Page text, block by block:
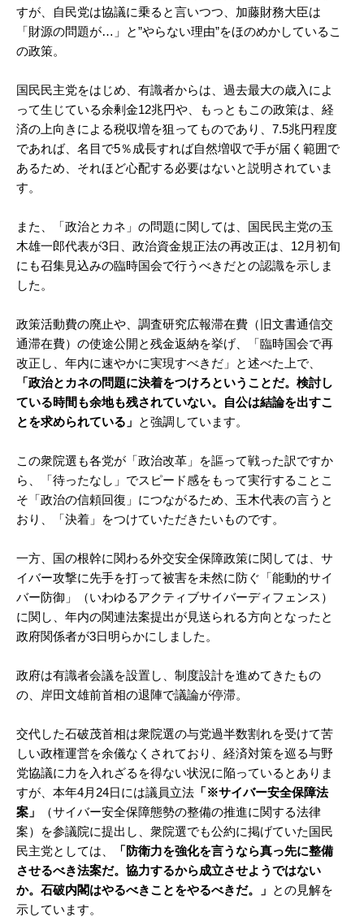
すが、自民党は協議に乗ると言いつつ、加藤財務大臣は
「財源の問題が…」と”やらない理由”をほのめかしているこ
の政策。
国民民主党をはじめ、有識者からは、過去最大の歳入によ
って生じている余剰金12兆円や、もっともこの政策は、経
済の上向きによる税収増を狙ってものであり、7.5兆円程度
であれば、名目で5％成長すれば自然増収で手が届く範囲で
あるため、それほど心配する必要はないと説明されていま
す。
また、「政治とカネ」の問題に関しては、国民民主党の玉
木雄一郎代表が3日、政治資金規正法の再改正は、12月初旬
にも召集見込みの臨時国会で行うべきだとの認識を示しま
した。
政策活動費の廃止や、調査研究広報滞在費（旧文書通信交
通滞在費）の使途公開と残金返納を挙げ、「臨時国会で再
改正し、年内に速やかに実現すべきだ」と述べた上で、
「政治とカネの問題に決着をつけろということだ。検討し
ている時間も余地も残されていない。自公は結論を出すこ
とを求められている」 と強調しています。
この衆院選も各党が「政治改革」を謳って戦った訳ですか
ら、「待ったなし」でスピード感をもって実行することこ
そ「政治の信頼回復」につながるため、玉木代表の言うと
おり、「決着」をつけていただきたいものです。
一方、国の根幹に関わる外交安全保障政策に関しては、サ
イバー攻撃に先手を打って被害を未然に防ぐ「能動的サイ
バー防御」（いわゆるアクティブサイバーディフェンス）
に関し、年内の関連法案提出が見送られる方向となったと
政府関係者が3日明らかにしました。
政府は有識者会議を設置し、制度設計を進めてきたもの
の、岸田文雄前首相の退陣で議論が停滞。
交代した石破茂首相は衆院選の与党過半数割れを受けて苦
しい政権運営を余儀なくされており、経済対策を巡る与野
党協議に力を入れざるを得ない状況に陥っているとありま
すが、本年4月24日には議員立法 「※サイバー安全保障法
案」
（サイバー安全保障態勢の整備の推進に関する法律
案）を参議院に提出し、衆院選でも公約に掲げていた国民
民主党としては、
「防衛力を強化を言うなら真っ先に整備
させるべき法案だ。協力するから成立させようではない
か。石破内閣はやるべきことをやるべきだ。」 との見解を
示しています。